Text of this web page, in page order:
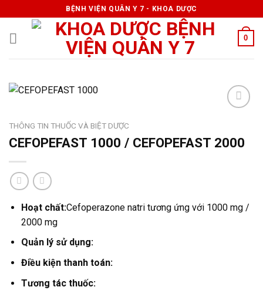
to
content
BỆNH VIỆN QUÂN Y 7 - KHOA DƯỢC
0
THÔNG TIN THUỐC VÀ BIỆT DƯỢC
CEFOPEFAST 1000 / CEFOPEFAST 2000
Hoạt chất:Cefoperazone natri tương ứng với 1000 mg /
2000 mg
Quản lý sử dụng:
Điều kiện thanh toán:
Tương tác thuốc: